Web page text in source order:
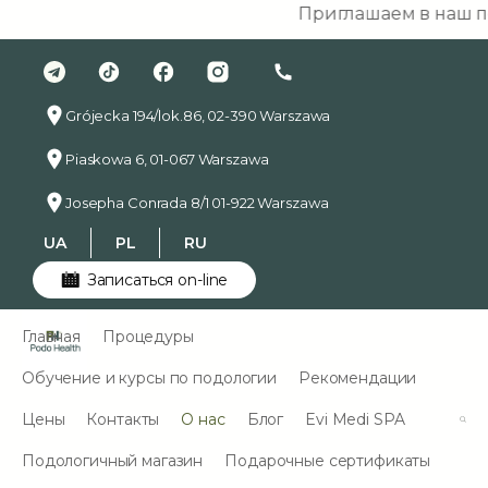
Приглашаем в наш
Grójecka 194/lok.86, 02-390 Warszawa
Piaskowa 6, 01-067 Warszawa
Josepha Conrada 8/1 01-922 Warszawa
UA PL
RU
Записаться on-line
Главная Процедуры
Обучение и курсы по подологии Рекомендации
Цены Контакты О нас Блог Evi Medi SPA
Подологичный магазин Подарочные сертификаты